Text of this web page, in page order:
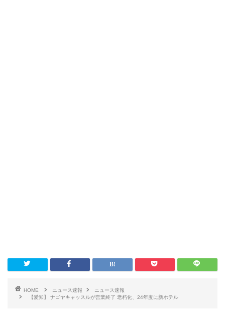
HOME ニュース速報
ニュース速報
【愛知】 ナゴヤキャッスルが営業終了 老朽化、24年度に新ホテル